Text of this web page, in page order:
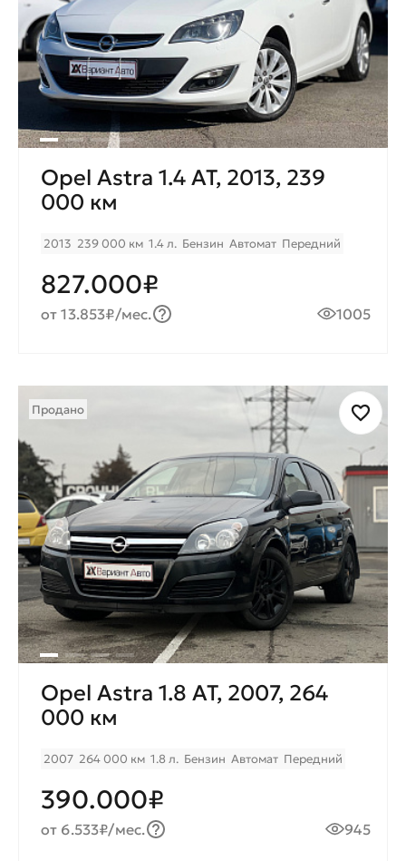
Opel Astra 1.4 AT, 2013, 239
000 км
2013 239 000 км 1.4 л. Бензин Автомат Передний
827.000₽
от 13.853₽/мес. 1005
Продано
Opel Astra 1.8 AT, 2007, 264
000 км
2007 264 000 км 1.8 л. Бензин Автомат Передний
390.000₽
от 6.533₽/мес. 945